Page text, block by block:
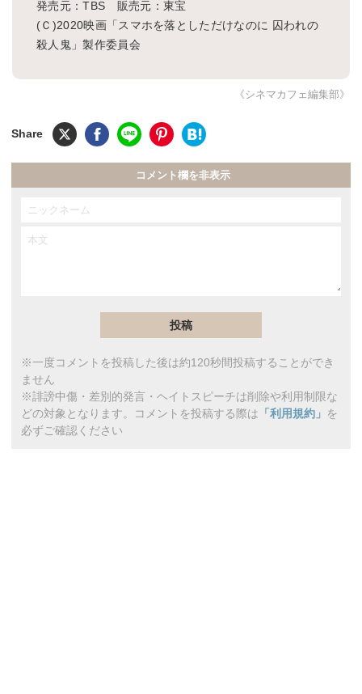
発売元：TBS 販売元：東宝
(Ｃ)2020映画「スマホを落としただけなのに 囚われの
殺人鬼」製作委員会
《シネマカフェ編集部》
コメント欄を非表示
※一度コメントを投稿した後は約120秒間投稿することができ
ません
※誹謗中傷・差別的発言・ヘイトスピーチは削除や利用制限な
どの対象となります。コメントを投稿する際は 「利用規約」 を
必ずご確認ください